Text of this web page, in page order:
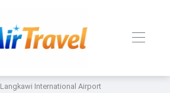
Langkawi International Airport